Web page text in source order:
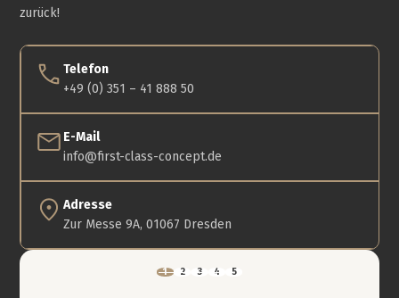
zurück!
Telefon
+49 (0) 351 – 41 888 50
E-Mail
info@first-class-concept.de
Adresse
Zur Messe 9A, 01067 Dresden